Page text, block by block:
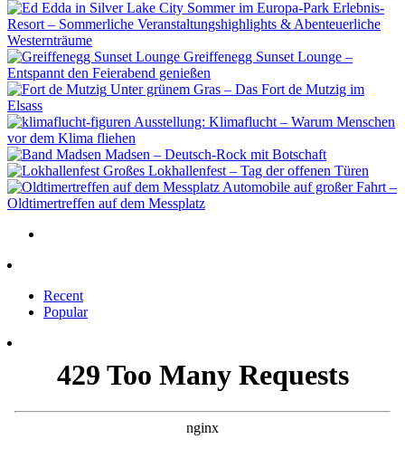
Sommer im Europa-Park Erlebnis-
Resort – Sommerliche Veranstaltungshighlights & Abenteuerliche
Westernträume
Greiffenegg Sunset Lounge –
Entspannt den Feierabend genießen
Unter grünem Gras – Das Fort de Mutzig im
Elsass
Ausstellung: Klimaflucht – Warum Menschen
vor dem Klima fliehen
Madsen – Deutsch-Rock mit Botschaft
Großes Lokhallenfest – Tag der offenen Türen
Automobile auf großer Fahrt –
Oldtimertreffen auf dem Messplatz
Recent
Popular